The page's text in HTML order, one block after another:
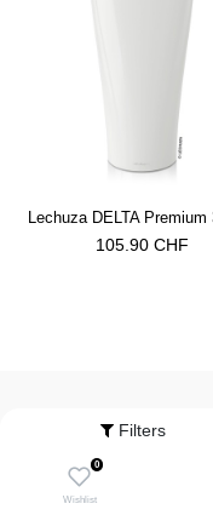
Filters
0
Wishlist
105.90 CHF
Service-Hotline
Zum Kontaktformular